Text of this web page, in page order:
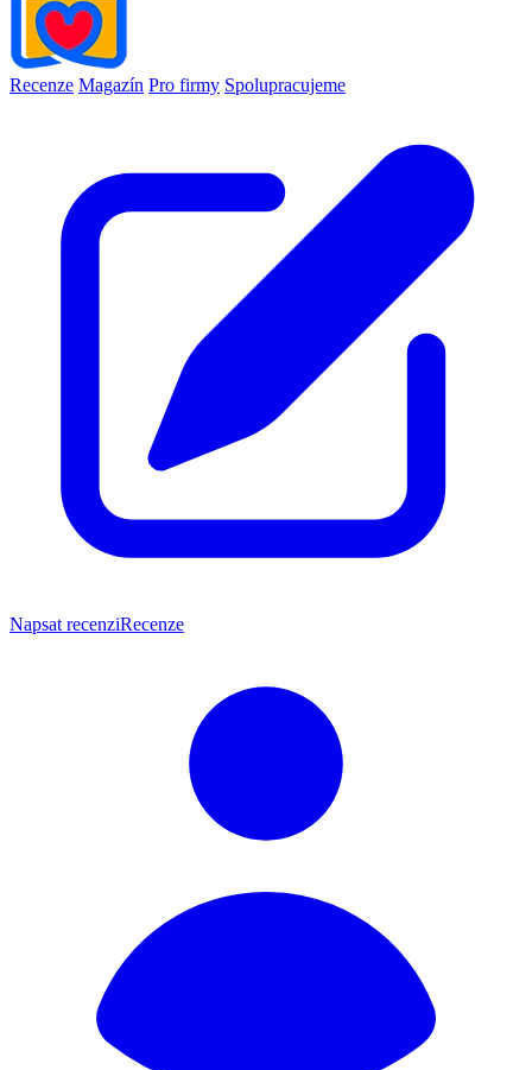
Recenze Magazín Pro firmy Spolupracujeme
Napsat recenziRecenze